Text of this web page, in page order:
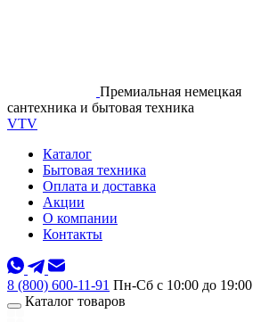
Премиальная немецкая
сантехника и бытовая техника
VTV
Каталог
Бытовая техника
Оплата и доставка
Акции
О компании
Контакты
8 (800) 600-11-91 Пн-Сб с 10:00 до 19:00
Каталог товаров